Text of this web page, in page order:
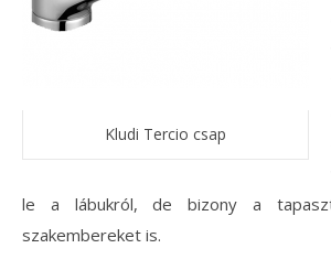
Kludi Tercio csap
le a lábukról, de bizony a
szakembereket is.